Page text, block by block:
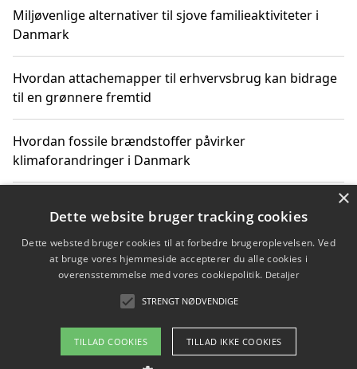
Miljøvenlige alternativer til sjove familieaktiviteter i
Danmark
Hvordan attachemapper til erhvervsbrug kan bidrage
til en grønnere fremtid
Hvordan fossile brændstoffer påvirker
klimaforandringer i Danmark
klimaændringer
Hvordan citater om fossile brændstoffer kan ændre
Copyright 2026 - Pilanto Aps
×
Dette website bruger tracking cookies
Dette websted bruger cookies til at forbedre brugeroplevelsen. Ved
at bruge vores hjemmeside accepterer du alle cookies i
overensstemmelse med vores cookiepolitik. Detaljer
STRENGT NØDVENDIGE
TILLAD COOKIES TILLAD IKKE COOKIES